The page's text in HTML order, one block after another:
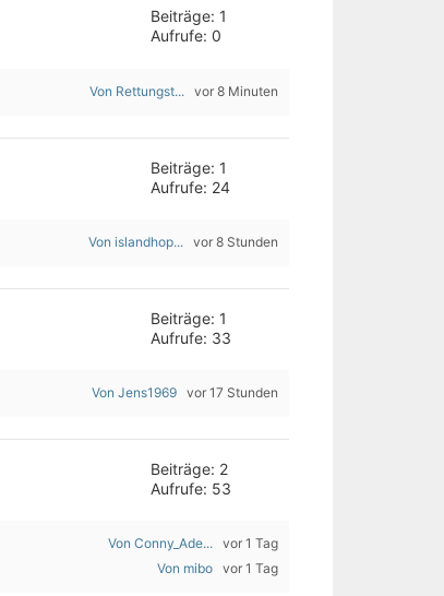
Beiträge: 1
Aufrufe: 0
Von Rettungst... vor 8 Minuten
Beiträge: 1
Aufrufe: 24
Von islandhop... vor 8 Stunden
Beiträge: 1
Aufrufe: 33
Von Jens1969 vor 17 Stunden
Beiträge: 2
Aufrufe: 53
Von Conny_Ade... vor 1 Tag
Von mibo vor 1 Tag